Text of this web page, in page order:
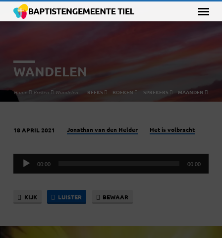
WANDELEN
Home Preken Wandelen REEKS BOEKEN SPREKERS MAANDEN
18 APRIL 2021 Jonathan van den Helder Het is volbracht
Audiospeler
00:00 00:00
KIJK LUISTER BEWAAR